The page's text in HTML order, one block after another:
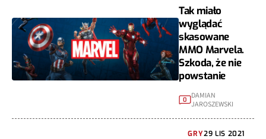
Tak miało
wyglądać
skasowane
MMO Marvela.
Szkoda, że nie
powstanie
0 DAMIAN
JAROSZEWSKI
GRY29 LIS 2021